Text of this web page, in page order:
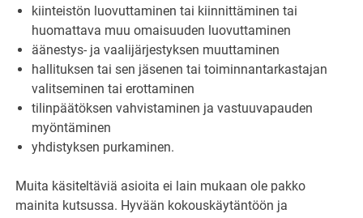
kiinteistön luovuttaminen tai kiinnittäminen tai
huomattava muu omaisuuden luovuttaminen
äänestys- ja vaalijärjestyksen muuttaminen
hallituksen tai sen jäsenen tai toiminnantarkastajan
valitseminen tai erottaminen
tilinpäätöksen vahvistaminen ja vastuuvapauden
myöntäminen
yhdistyksen purkaminen.
Muita käsiteltäviä asioita ei lain mukaan ole pakko
mainita kutsussa. Hyvään kokouskäytäntöön ja